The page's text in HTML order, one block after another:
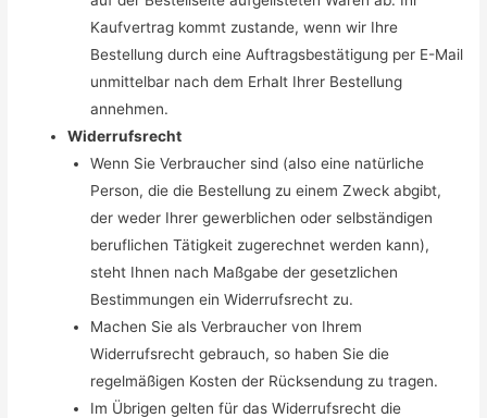
Kaufvertrag kommt zustande, wenn wir Ihre
Bestellung durch eine Auftragsbestätigung per E-Mail
unmittelbar nach dem Erhalt Ihrer Bestellung
annehmen.
Widerrufsrecht
Wenn Sie Verbraucher sind (also eine natürliche
Person, die die Bestellung zu einem Zweck abgibt,
der weder Ihrer gewerblichen oder selbständigen
beruflichen Tätigkeit zugerechnet werden kann),
steht Ihnen nach Maßgabe der gesetzlichen
Bestimmungen ein Widerrufsrecht zu.
Machen Sie als Verbraucher von Ihrem
Widerrufsrecht gebrauch, so haben Sie die
regelmäßigen Kosten der Rücksendung zu tragen.
Im Übrigen gelten für das Widerrufsrecht die